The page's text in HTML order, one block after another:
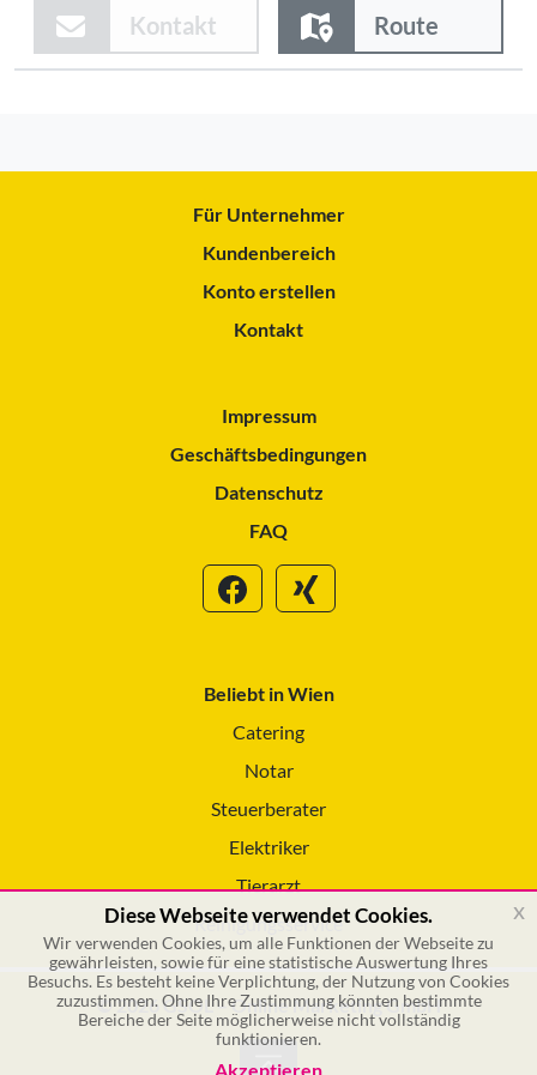
Kontakt Route
Für Unternehmer
Kundenbereich
Konto erstellen
Kontakt
Impressum
Geschäftsbedingungen
Datenschutz
FAQ
Beliebt in Wien
Catering
Notar
Steuerberater
Elektriker
Tierarzt
Reinigungsservice
© 2026 GSOL – Online Marketing GmbH
Diese Webseite verwendet Cookies.
Wir verwenden Cookies, um alle Funktionen der Webseite zu
gewährleisten, sowie für eine statistische Auswertung Ihres
Besuchs. Es besteht keine Verplichtung, der Nutzung von Cookies
zuzustimmen. Ohne Ihre Zustimmung könnten bestimmte
Bereiche der Seite möglicherweise nicht vollständig
funktionieren.
Akzeptieren
x